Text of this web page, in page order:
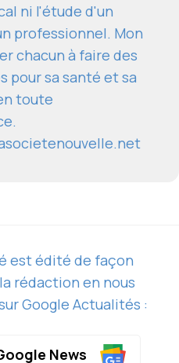
ni l'étude d'un
professionnel. Mon
chacun à faire des
pour sa santé et sa
toute
est édité de façon
rédaction en nous
Google Actualités :
News